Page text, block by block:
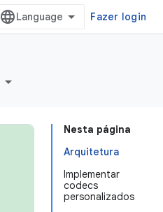
Fazer login
Nesta página
Arquitetura
Implementar
codecs
personalizados